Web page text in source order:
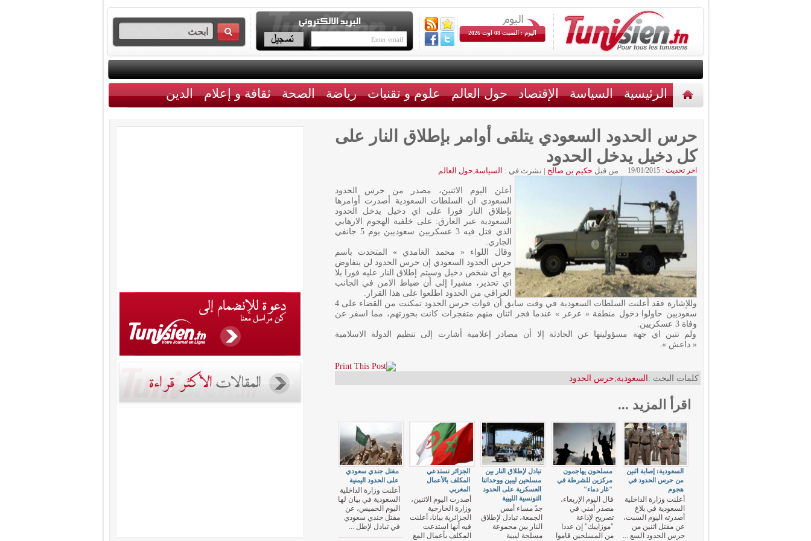
اليوم : السبت 08 اوت 2026
الرئيسية السياسة الإقتصاد حول العالم علوم و تقنيات رياضة الصحة ثقافة و إعلام الدين
حرس الحدود السعودي يتلقى أوامر بإطلاق النار على
كل دخيل يدخل الحدود
اخر تحديث : 19/01/2015 من قبل حكيم بن صالح | نشرت في : السياسة,حول العالم
أعلن اليوم الاثنين، مصدر من حرس الحدود
السعودي ان السلطات السعودية أصدرت أوامرها
بإطلاق النار فورا على اي دخيل يدخل الحدود
السعودية عبر العارق: على خلفية الهجوم الارهابي
الذي قتل فيه 3 عسكريين سعوديين يوم 5 جانفي
الجاري.
وقال اللواء « محمد الغامدي » المتحدث باسم
حرس الحدود السعودي إن حرس الحدود لن يتفاوض
مع أي شخص دخيل وسيتم إطلاق النار عليه فورا بلا
اي تحذير، مشيرا إلى أن ضباط الامن في الجانب
العراقي من الحدود اطلعوا على هذا القرار.
وللإشارة فقد أعلنت السلطات السعودية في وقت سابق أن قوات حرس الحدود تمكنت من القضاء على 4
سعوديين حاولوا دخول منطقة « عرعر » عندما فجر اثنان منهم متفجرات كانت بحوزتهم، مما اسفر عن
وفاة 3 عسكريين.
ولم تتبن اي جهة مسؤوليتها عن الحادثة إلا أن مصادر إعلامية أشارت إلى تنظيم الدولة الاسلامية
« داعش ».
كلمات البحث : السعودية;حرس الحدود
اقرأ المزيد ...
مقتل جندي سعودي
على الحدود اليمنية
أعلنت وزارة الداخلية
السعودية في بيان لها
اليوم الخميس، عن
مقتل جندي سعودي
في تبادل لإطل ...
الجزائر تستدعي
المكلف بالأعمال
المغربي
أصدرت اليوم الاثنين،
وزارة الخارجية
الجزائرية بيانا، أعلنت
فيه أنها استدعت
المكلف بأعمال المغ
تبادل لإطلاق النار بين
مسلحين ليبين ووحداتنا
العسكرية على الحدود
التونسية الليبية
جدّ مساء أمس
الجمعة، تبادل لإطلاق
النار بين مجموعة
مسلحة ليبية
مسلحون يهاجمون
مركزين للشرطة في
"غار دماء"
قال اليوم الإربعاء،
مصدر أمني في
تصريح لإذاعة
"موزاييك" إن عددا
من المسلحين قاموا
السعودية: إصابة اثنين
من حرس الحدود في
هجوم
أعلنت وزارة الداخلية
السعودية في بلاغ
أصدرته اليوم السبت،
عن مقتل اثنين من
حرس الحدود السع ...